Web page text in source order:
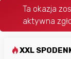
XXL